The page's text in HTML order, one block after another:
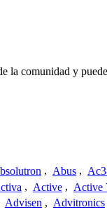
comunidad y
, Abus ,
, Active , Active
Advisen , Advitronics